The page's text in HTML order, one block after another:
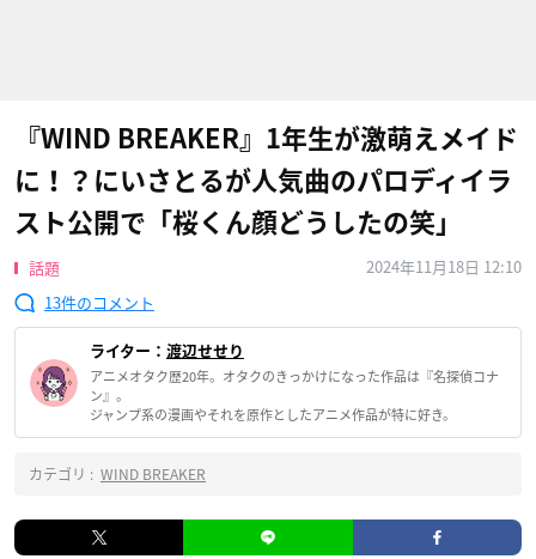
『WIND BREAKER』1年生が激萌えメイド
に！？にいさとるが人気曲のパロディイラ
スト公開で「桜くん顔どうしたの笑」
話題
2024年11月18日 12:10
13
ライター： 渡辺せせり
アニメオタク歴20年。オタクのきっかけになった作品は『名探偵コナ
ン』。
ジャンプ系の漫画やそれを原作としたアニメ作品が特に好き。
カテゴリ : WIND BREAKER